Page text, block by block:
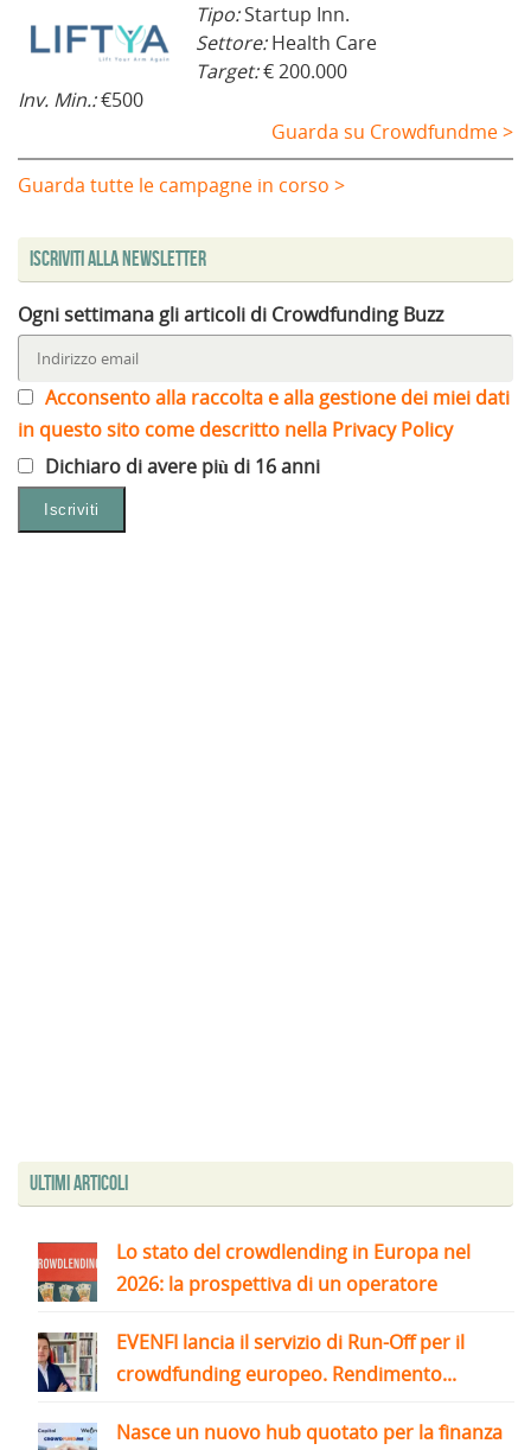
Tipo:Startup Inn.
Settore:Health Care
Target:€ 200.000
Inv. Min.:€500
Guarda su Crowdfundme >
Guarda tutte le campagne in corso >
Iscriviti alla Newsletter
Ogni settimana gli articoli di Crowdfunding Buzz
Acconsento alla raccolta e alla gestione dei miei dati
in questo sito come descritto nella Privacy Policy
Dichiaro di avere più di 16 anni
Ultimi articoli
Lo stato del crowdlending in Europa nel
2026: la prospettiva di un operatore
EVENFI lancia il servizio di Run-Off per il
crowdfunding europeo. Rendimento...
Nasce un nuovo hub quotato per la finanza